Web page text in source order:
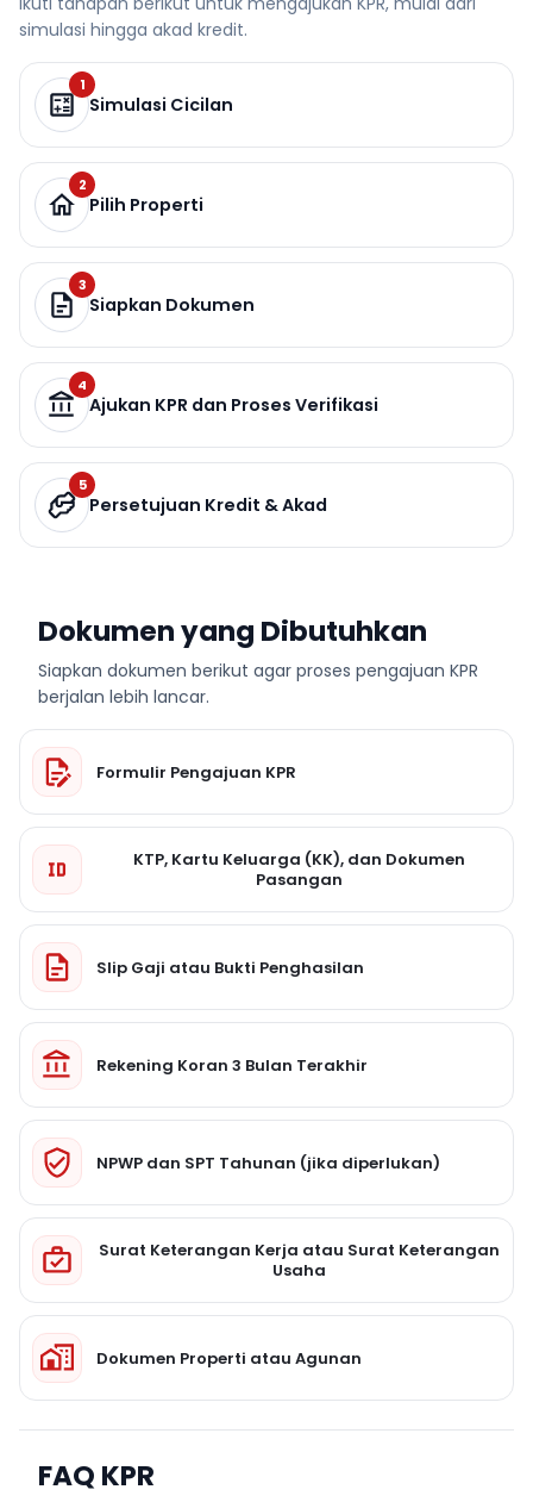
simulasi hingga akad kredit.
1
Simulasi Cicilan
2
Pilih Properti
3
Siapkan Dokumen
4
Ajukan KPR dan Proses Verifikasi
5
Persetujuan Kredit & Akad
Dokumen yang Dibutuhkan
Siapkan dokumen berikut agar proses pengajuan KPR
berjalan lebih lancar.
Formulir Pengajuan KPR
KTP, Kartu Keluarga (KK), dan Dokumen
Pasangan
Slip Gaji atau Bukti Penghasilan
Rekening Koran 3 Bulan Terakhir
NPWP dan SPT Tahunan (jika diperlukan)
Surat Keterangan Kerja atau Surat Keterangan
Usaha
Dokumen Properti atau Agunan
FAQ KPR